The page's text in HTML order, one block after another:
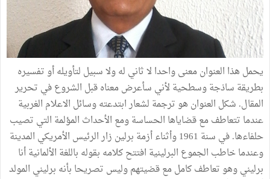
يحمل هذا العنوان معنى واحدا لا ثاني له ولا سبيل لتأويله أو تفسيره
بطريقة ساذجة وسطحية لأني سأعرض معناه قبل الشروع في تحرير
المقال. شكل العنوان هو ترجمة لشعار ابتدعته وسائل الاعلام الغربية
عندما تتعاطف مع قضاياها الحساسة ومع الأحداث المؤلمة التي تصيب
حلفاءها. في سنة 1961 وأثناء أزمة برلين زار الرئيس الأمريكي المدينة
وعندما خاطب الجموع البرلينية افتتح كلامه بقوله باللغة الألمانية أنا
برليني وهو تعاطف كامل مع قضيتهم وليس تصريحا بأنه برليني المولد